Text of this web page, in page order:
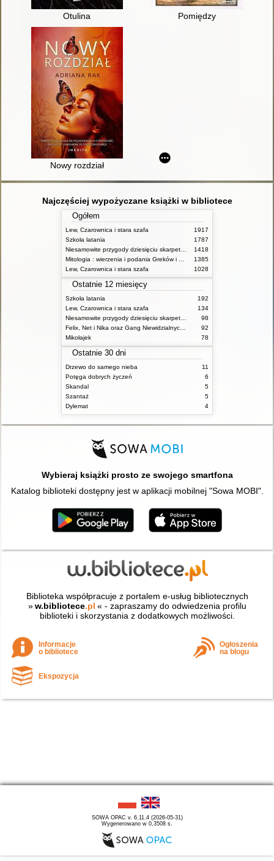
Otulina Pomiędzy
Nowy rozdział
Najczęściej wypożyczane książki w bibliotece
Ogółem
Lew, Czarownica i stara szafa
1917
Szkoła latania
1787
1418
1385
Lew, Czarownica i stara szafa
1028
Ostatnie 12 miesięcy
Szkoła latania
192
Lew, Czarownica i stara szafa
134
98
92
Mikołajek
78
Ostatnie 30 dni
Drzewo do samego nieba
11
Potęga dobrych życzeń
6
Skandal
5
Szantaż
5
Dylemat
4
Wybieraj książki prosto ze swojego smartfona
Katalog biblioteki dostępny jest w aplikacji mobilnej "Sowa MOBI".
Biblioteka współpracuje z portalem e-usług bibliotecznych
» w.bibliotece.pl « - zapraszamy do odwiedzenia profilu
biblioteki i skorzystania z dodatkowych możliwości.
Informacje
o bibliotece
Ogłoszenia
na blogu
Ekspozycja
SOWA OPAC v. 6.11.4 (2026-05-31)
Wygenerowano w 0,3508 s.